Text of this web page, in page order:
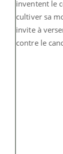
inventent le
cultiver sa
invite à
contre le